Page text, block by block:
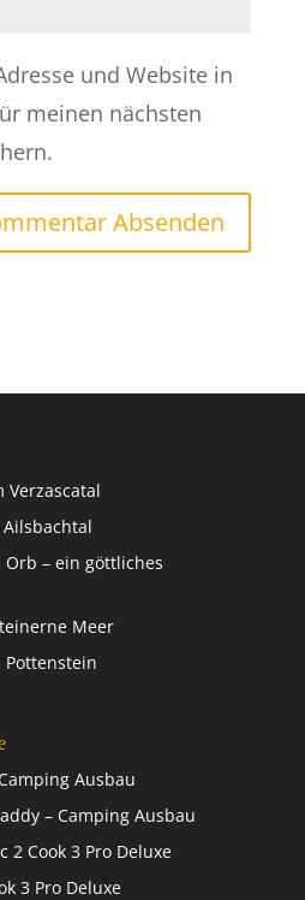
und Website in
meinen nächsten
Verzascatal
– ein göttliches
Meer
Pottenstein
Ausbau
– Camping Ausbau
2 Cook 3 Pro Deluxe
3 Pro Deluxe